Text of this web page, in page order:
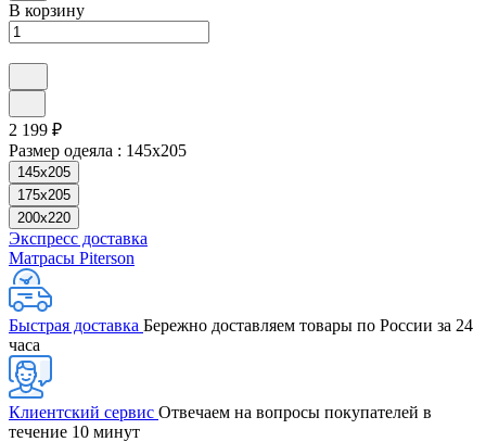
В корзину
2 199 ₽
Размер одеяла : 145х205
145х205
175х205
200х220
Экспресс доставка
Матрасы Piterson
Быстрая доставка Бережно доставляем товары по России за 24
часа
Клиентский сервис Отвечаем на вопросы покупателей в
течение 10 минут